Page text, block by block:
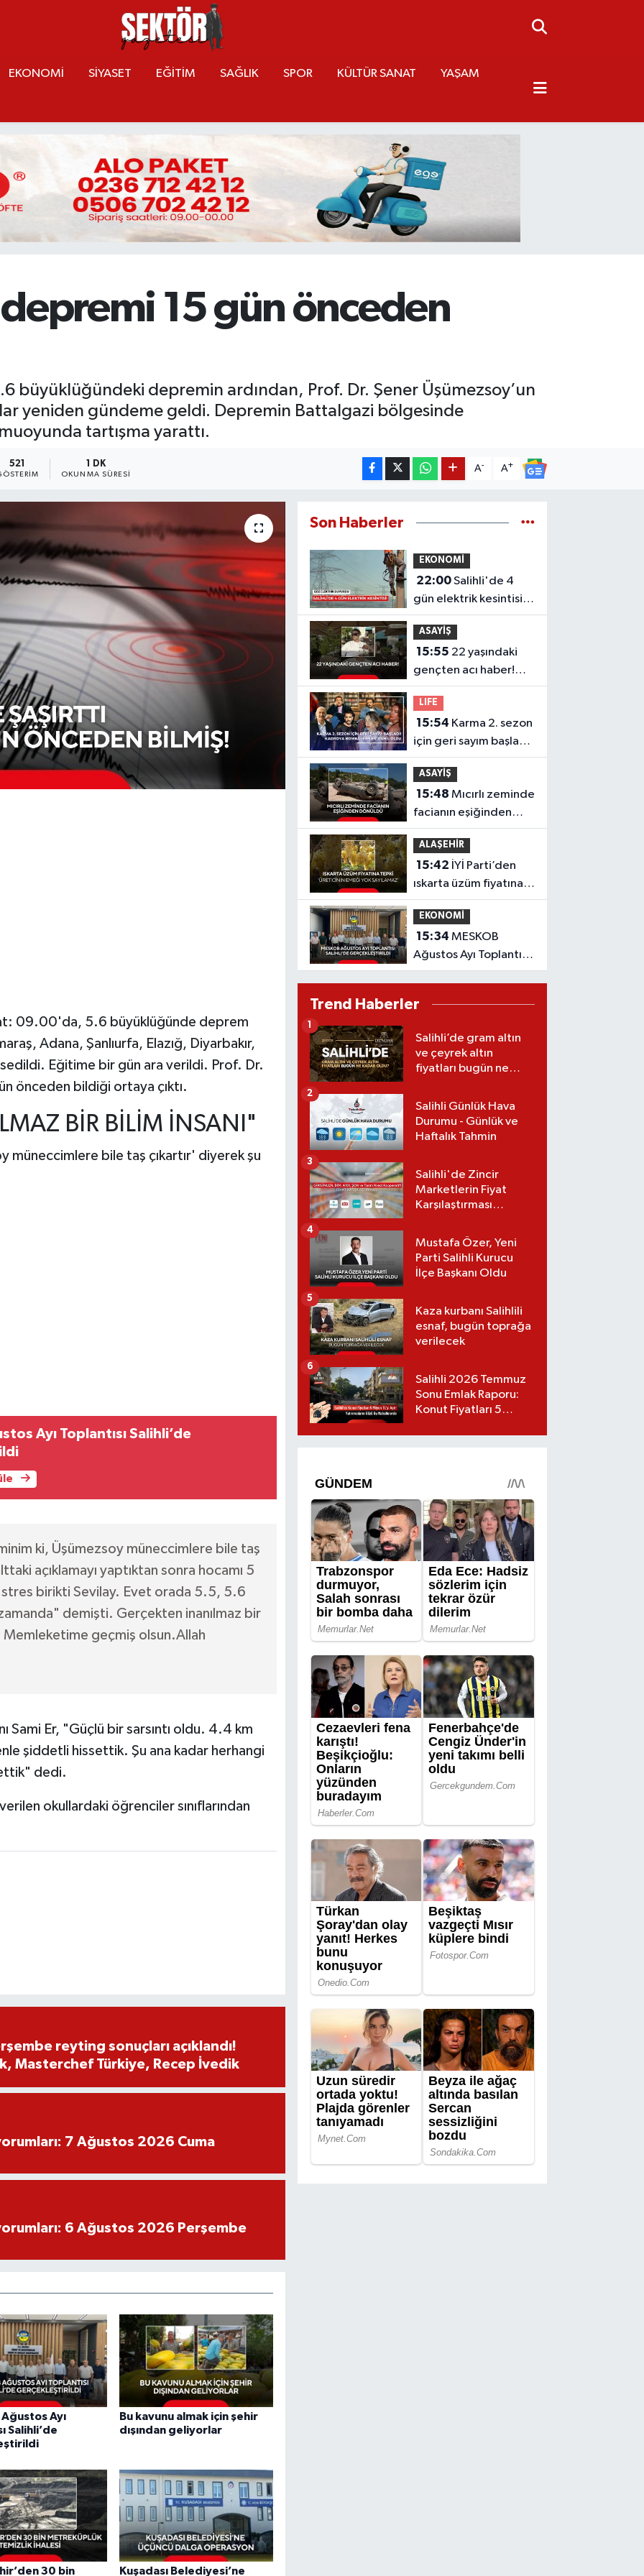
EKONOMİ SİYASET EĞİTİM SAĞLIK SPOR KÜLTÜR SANAT YAŞAM
depremi 15 gün önceden
büyüklüğündeki depremin ardından, Prof. Dr. Şener Üşümezsoy’un
yeniden gündeme geldi. Depremin Battalgazi bölgesinde
tartışma yarattı.
521 1 DK
OKUNMA SÜRESI
A- A+
09.00'da, 5.6 büyüklüğünde deprem
Adana, Şanlıurfa, Elazığ, Diyarbakır,
Eğitime bir gün ara verildi. Prof. Dr.
önceden bildiği ortaya çıktı.
BİR BİLİM İNSANI"
müneccimlere bile taş çıkartır' diyerek şu
Ayı Toplantısı Salihli’de
ki, Üşümezsoy müneccimlere bile taş
açıklamayı yaptıktan sonra hocamı 5
stres birikti Sevilay. Evet orada 5.5, 5.6
demişti. Gerçekten inanılmaz bir
Memleketime geçmiş olsun.Allah
Sami Er, "Güçlü bir sarsıntı oldu. 4.4 km
şiddetli hissettik. Şu ana kadar herhangi
dedi.
okullardaki öğrenciler sınıflarından
reyting sonuçları açıklandı!
Masterchef Türkiye, Recep İvedik
7 Ağustos 2026 Cuma
6 Ağustos 2026 Perşembe
Ağustos Ayı
Salihli’de
Bu kavunu almak için şehir
dışından geliyorlar
30 bin Kuşadası Belediyesi’ne
Son Haberler
EKONOMİ
22:00Salihli'de 4
gün elektrik kesintisi!
Mahalleniz listede mi?
ASAYİŞ
15:55
gençten acı haber!
Yeni aldığı motosiklet
sonu oldu
LIFE
15:54
için geri sayım başladı!
Kadroya bomba
isimler dahil oldu
ASAYİŞ
15:48 Mıcırlı zeminde
facianın eşiğinden
dönüldü
ALAŞEHİR
15:42
ıskarta üzüm fiyatına
tepki 'Üreticinin
emeği yok sayılamaz'
EKONOMİ
15:34 MESKOB
Ağustos Ayı Toplantısı
Salihli’de
Trend Haberler
Salihli’de gram altın
ve çeyrek altın
fiyatları bugün ne
(07.08.2026)
1
Salihli Günlük Hava
Durumu - Günlük ve
Haftalık Tahmin
2
Salihli'de Zincir
Marketlerin Fiyat
Karşılaştırması
3
Mustafa Özer, Yeni
Parti Salihli Kurucu
İlçe Başkanı Oldu
4
Kaza kurbanı Salihlili
esnaf, bugün toprağa
verilecek
5
Salihli 2026 Temmuz
Sonu Emlak Raporu:
Konut Fiyatları 5
6